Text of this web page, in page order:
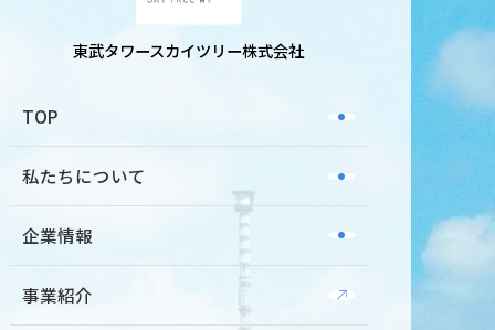
東武タワースカイツリー株式会社
TOP
私たちについて
企業情報
事業紹介